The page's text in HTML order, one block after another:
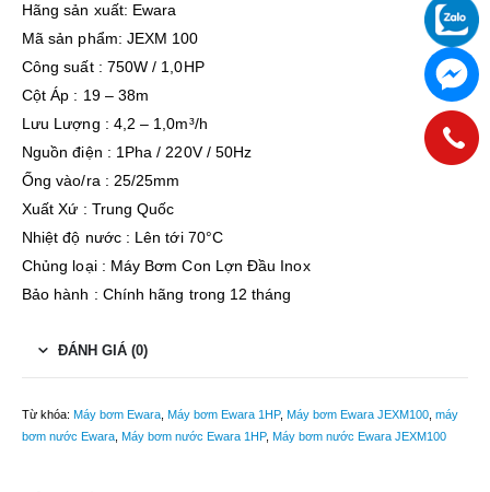
Hãng sản xuất: Ewara
Mã sản phẩm: JEXM 100
Công suất : 750W / 1,0HP
Cột Áp : 19 – 38m
Lưu Lượng : 4,2 – 1,0m³/h
Nguồn điện : 1Pha / 220V / 50Hz
Ống vào/ra : 25/25mm
Xuất Xứ : Trung Quốc
Nhiệt độ nước : Lên tới 70°C
Chủng loại : Máy Bơm Con Lợn Đầu Inox
Bảo hành : Chính hãng trong 12 tháng
ĐÁNH GIÁ (0)
Từ khóa: Máy bơm Ewara Máy bơm Ewara 1HP, Máy bơm Ewara JEXM100 máy
bơm nước Ewara Máy bơm nước Ewara 1HP, Máy bơm nước Ewara JEXM100